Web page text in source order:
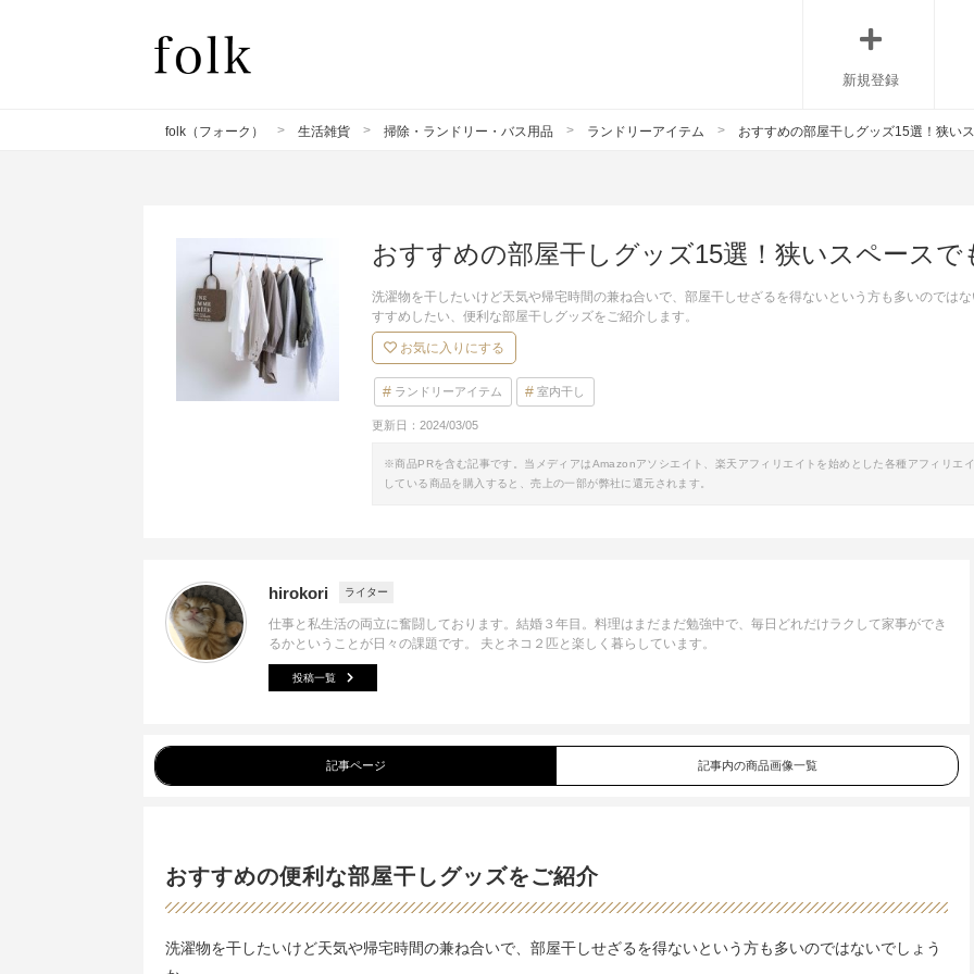
新規登録
folk（フォーク） 生活雑貨 掃除・ランドリー・バス用品 ランドリーアイテム おすすめの部屋干しグッズ15選！狭い
おすすめの部屋干しグッズ15選！狭いスペース
洗濯物を干したいけど天気や帰宅時間の兼ね合いで、部屋干しせざるを得ないという方も多いのでは
すすめしたい、便利な部屋干しグッズをご紹介します。
お気に入りにする
ランドリーアイテム 室内干し
更新日： 2024/03/05
※商品PRを含む記事です。当メディアはAmazonアソシエイト、楽天アフィリエイトを始めとした各種アフィリエ
している商品を購入すると、売上の一部が弊社に還元されます。
hirokori ライター
仕事と私生活の両立に奮闘しております。結婚３年目。料理はまだまだ勉強中で、毎日どれだけラクして家事ができ
るかということが日々の課題です。 夫とネコ２匹と楽しく暮らしています。
投稿一覧
記事ページ 記事内の商品画像一覧
おすすめの便利な部屋干しグッズをご紹介
洗濯物を干したいけど天気や帰宅時間の兼ね合いで、部屋干しせざるを得ないという方も多いのではないでしょう